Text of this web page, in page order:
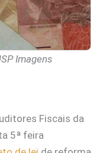
Imagens
Fiscais da
5ª feira